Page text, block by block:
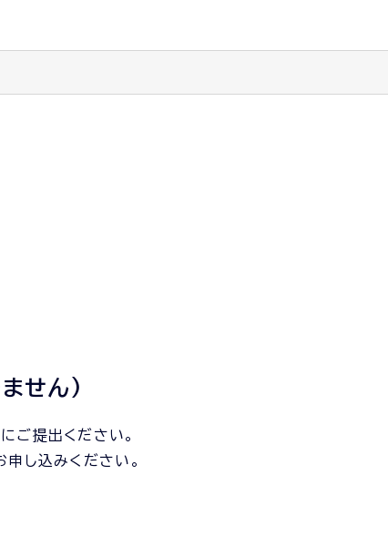
せん)
ご提出ください。
し込みください。